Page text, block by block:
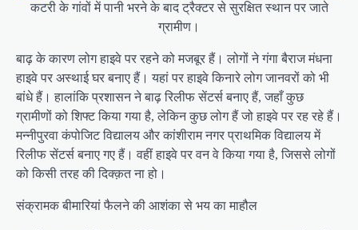
कटरी के गांवों में पानी भरने के बाद ट्रैक्टर से सुरक्षित स्थान पर जाते
ग्रामीण।
बाढ़ के कारण लोग हाइवे पर रहने को मजबूर हैं। लोगों ने गंगा बैराज मंधना
हाइवे पर अस्थाई घर बनाए हैं। यहां पर हाइवे किनारे लोग जानवरों को भी
बांधे हैं। हालांकि प्रशासन ने बाढ़ रिलीफ सेंटर्स बनाए हैं, जहाँ कुछ
ग्रामीणों को शिफ्ट किया गया है, लेकिन कुछ लोग हैं जो हाइवे पर रह रहे हैं।
मन्नीपुरवा कंपोजिट विद्यालय और कांशीराम नगर प्राथमिक विद्यालय में
रिलीफ सेंटर्स बनाए गए हैं। वहीं हाइवे पर वन वे किया गया है, जिससे लोगों
को किसी तरह की दिक्क़त ना हो।
संक्रामक बीमारियां फैलने की आशंका से भय का माहौल